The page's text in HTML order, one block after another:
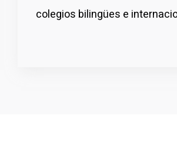
colegios bilingües e